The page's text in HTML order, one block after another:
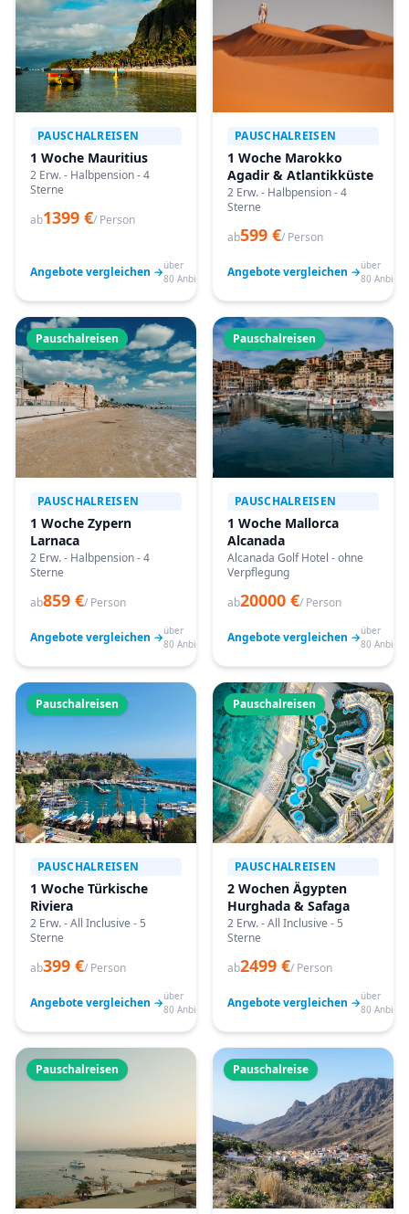
PAUSCHALREISEN
1 Woche Mauritius
2 Erw. - Halbpension - 4
Sterne
ab1399 €/ Person
Angebote vergleichen →über
80 Anbieter
PAUSCHALREISEN
1 Woche Marokko
Agadir & Atlantikküste
2 Erw. - Halbpension - 4
Sterne
ab599 €/ Person
Angebote vergleichen →über
80
Pauschalreisen
PAUSCHALREISEN
1 Woche Zypern
Larnaca
2 Erw. - Halbpension - 4
Sterne
ab859 €/ Person
Angebote vergleichen →über
80 Anbieter
Pauschalreisen
PAUSCHALREISEN
1 Woche Mallorca
Alcanada
Alcanada Golf Hotel - ohne
Verpflegung
ab20000 €/ Person
Angebote vergleichen →über
80
Pauschalreisen
PAUSCHALREISEN
1 Woche Türkische
Riviera
2 Erw. - All Inclusive - 5
Sterne
ab399 €/ Person
Angebote vergleichen →über
80 Anbieter
Pauschalreisen
PAUSCHALREISEN
2 Wochen Ägypten
Hurghada & Safaga
2 Erw. - All Inclusive - 5
Sterne
ab2499 €/ Person
Angebote vergleichen →über
80
Pauschalreisen Pauschalreise